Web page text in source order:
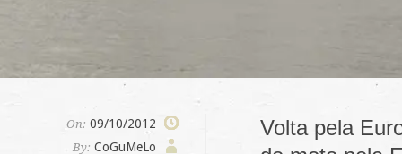
On: 09/10/2012
By: CoGuMeLo
Volta pela